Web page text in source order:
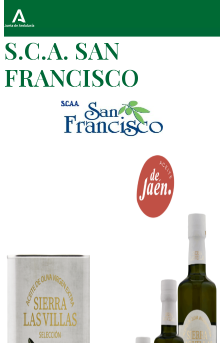
S.C.A. SAN
FRANCISCO